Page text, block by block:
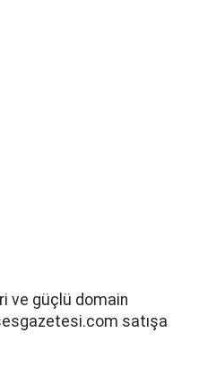
ve güçlü domain
satışa